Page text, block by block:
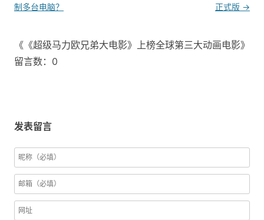
navigation
制多台电脑？
正式版 →
《《超级马力欧兄弟大电影》上榜全球第三大动画电影》
留言数：0
发表留言